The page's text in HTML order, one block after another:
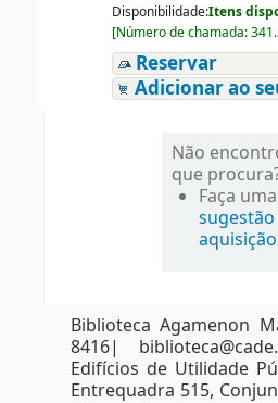
Disponibilidade:Itens
[Número de chamada:
Reservar
Adicionar ao
Não
que
Faça uma
aquisição
Biblioteca Agamenon
8416|
Edifícios de Utilidade
Entrequadra 515,